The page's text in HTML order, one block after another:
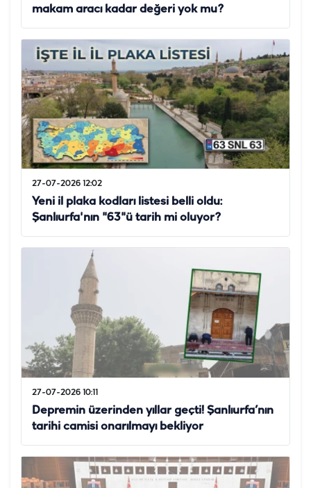
makam aracı kadar değeri yok mu?
27-07-2026 12:02
Yeni il plaka kodları listesi belli oldu:
Şanlıurfa'nın "63"ü tarih mi oluyor?
27-07-2026 10:11
Depremin üzerinden yıllar geçti! Şanlıurfa’nın
tarihi camisi onarılmayı bekliyor